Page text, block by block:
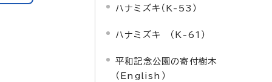
ハナミズキ（K-53）
ハナミズキ （K-61）
平和記念公園の寄付樹木
（English）